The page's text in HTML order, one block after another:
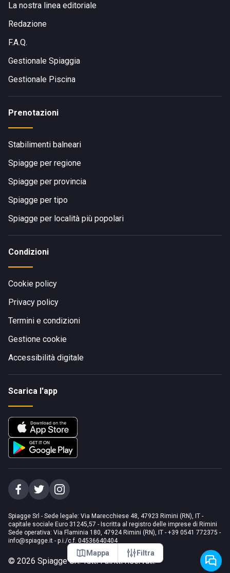
Mappa Filtra
La nostra linea editoriale
Redazione
F.A.Q.
Gestionale Spiaggia
Gestionale Piscina
Prenotazioni
Stabilimenti balneari
Spiagge per regione
Spiagge per provincia
Spiagge per tipo
Spiagge per località più popolari
Condizioni
Cookie policy
Privacy policy
Termini e condizioni
Gestione cookie
Accessibilità digitale
Scarica l'app
Spiagge Srl - Sede legale: Via Marecchiese 48, 47923 Rimini (RN), IT -
capitale sociale Euro 31245,57 - Iscritta al registro delle imprese di Rimini
Sede operativa: Via Flaminia 180, 47924 Rimini (RN), IT - +39 0541 772375 -
info@spiagge.it - p.i./c.f. 04536640404
© 2026 Spiagge Srl. Tutti i diritti riservati.